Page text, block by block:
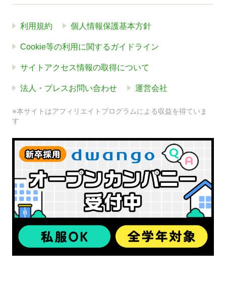
利用規約 個人情報保護基本方針
Cookie等の利用に関するガイドライン
サイトアクセス情報の取得について
法人・プレスお問い合わせ 運営会社
※本サイトはアフィリエイトプログラムによる収益を得ていま
す